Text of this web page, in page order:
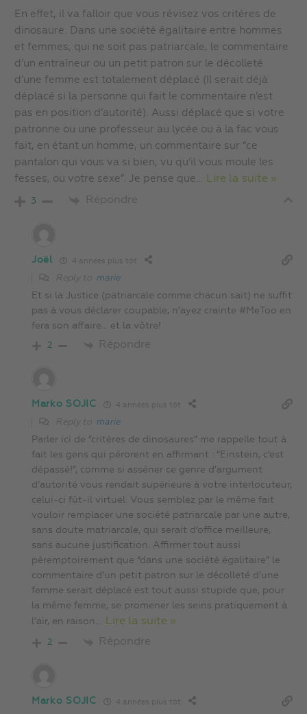
En effet, il va falloir que vous révisez vos critères de
dinosaure. Dans une société égalitaire entre hommes
et femmes, qui ne soit pas patriarcale, le commentaire
d’un entraîneur ou un petit patron sur le décolleté
d’une femme est totalement déplacé (Il serait déjà
déplacé si la personne qui fait le commentaire n’est
pas en position d’autorité). Aussi déplacé que si votre
patronne ou une professeur au lycée ou à la fac vous
fait, en étant un homme, un commentaire sur “ce
pantalon qui vous va si bien, vu qu’il vous moule les
fesses, ou votre sexe”. Je pense que… Lire la suite »
3 Répondre
Joël 4 années plus tôt
Reply to marie
Et si la Justice (patriarcale comme chacun sait) ne suffit
pas à vous déclarer coupable, n’ayez crainte #MeToo en
fera son affaire… et la vôtre!
2 Répondre
Marko SOJIC 4 années plus tôt
Reply to marie
Parler ici de “critères de dinosaures” me rappelle tout à
fait les gens qui pérorent en affirmant : “Einstein, c’est
dépassé!”, comme si asséner ce genre d’argument
d’autorité vous rendait supérieure à votre interlocuteur,
celui-ci fût-il virtuel. Vous semblez par le même fait
vouloir remplacer une société patriarcale par une autre,
sans doute matriarcale, qui serait d’office meilleure,
sans aucune justification. Affirmer tout aussi
péremptoirement que “dans une société égalitaire” le
commentaire d’un petit patron sur le décolleté d’une
femme serait déplacé est tout aussi stupide que, pour
la même femme, se promener les seins pratiquement à
l’air, en raison … Lire la suite »
2 Répondre
Marko SOJIC 4 années plus tôt